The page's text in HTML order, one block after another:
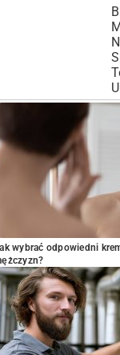
POPULARNE
wybrać odpowiedni